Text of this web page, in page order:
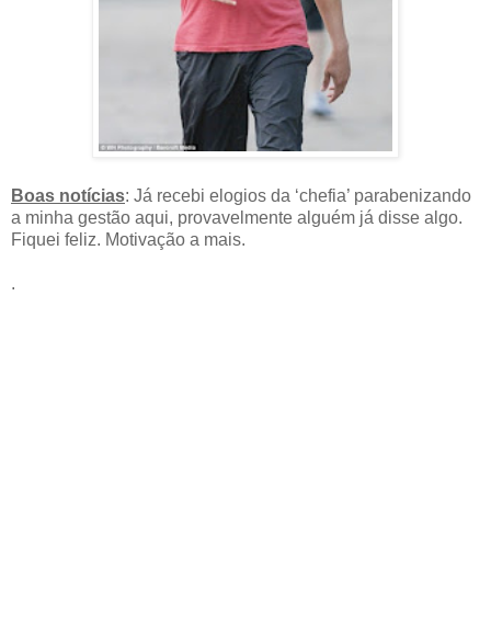
Boas notícias: Já recebi elogios da ‘chefia’ parabenizando
a minha gestão aqui, provavelmente alguém já disse algo.
Fiquei feliz. Motivação a mais.
.